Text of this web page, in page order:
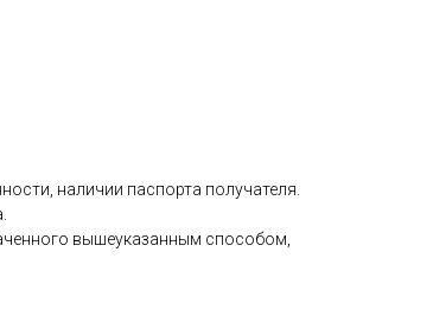
наличии паспорта получателя.
вышеуказанным способом,